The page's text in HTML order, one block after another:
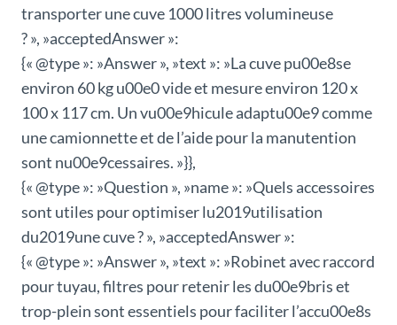
transporter une cuve 1000 litres volumineuse
? », »acceptedAnswer »:
{« @type »: »Answer », »text »: »La cuve pu00e8se
environ 60 kg u00e0 vide et mesure environ 120 x
100 x 117 cm. Un vu00e9hicule adaptu00e9 comme
une camionnette et de l’aide pour la manutention
sont nu00e9cessaires. »}},
{« @type »: »Question », »name »: »Quels accessoires
sont utiles pour optimiser lu2019utilisation
du2019une cuve ? », »acceptedAnswer »:
{« @type »: »Answer », »text »: »Robinet avec raccord
pour tuyau, filtres pour retenir les du00e9bris et
trop-plein sont essentiels pour faciliter l’accu00e8s